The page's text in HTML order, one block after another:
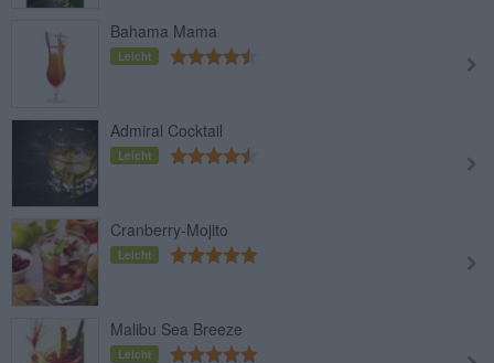
Bahama Mama
Leicht
Admiral Cocktail
Leicht
Cranberry-Mojito
Leicht
Malibu Sea Breeze
Leicht